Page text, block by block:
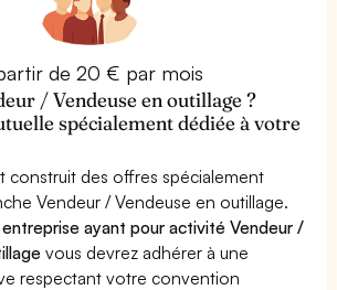
de 20 € par mois
/ Vendeuse en outillage ?
spécialement dédiée à votre
construit des offres spécialement
Vendeur / Vendeuse en outillage.
ayant pour activité Vendeur /
vous devrez adhérer à une
respectant votre convention